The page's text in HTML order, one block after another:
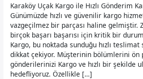
Karaköy Uçak Kargo ile Hızlı Gönderim
Günümüzde hızlı ve güvenilir kargo
vazgeçilmez bir parçası haline gelmiştir.
birçok başarı başarısı için kritik bir
Kargo, bu noktada sunduğu hızlı
dikkat çekiyor. Müşterinin bölümlerini ön
gönderilerinizi Kargo ve hızlı bir şekilde
hedefliyoruz. Özellikle […]